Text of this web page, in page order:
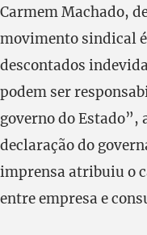
Carmem Machado,
movimento sindical
descontados
podem ser
governo do Estado”,
declaração do
imprensa atribuiu o
entre empresa e